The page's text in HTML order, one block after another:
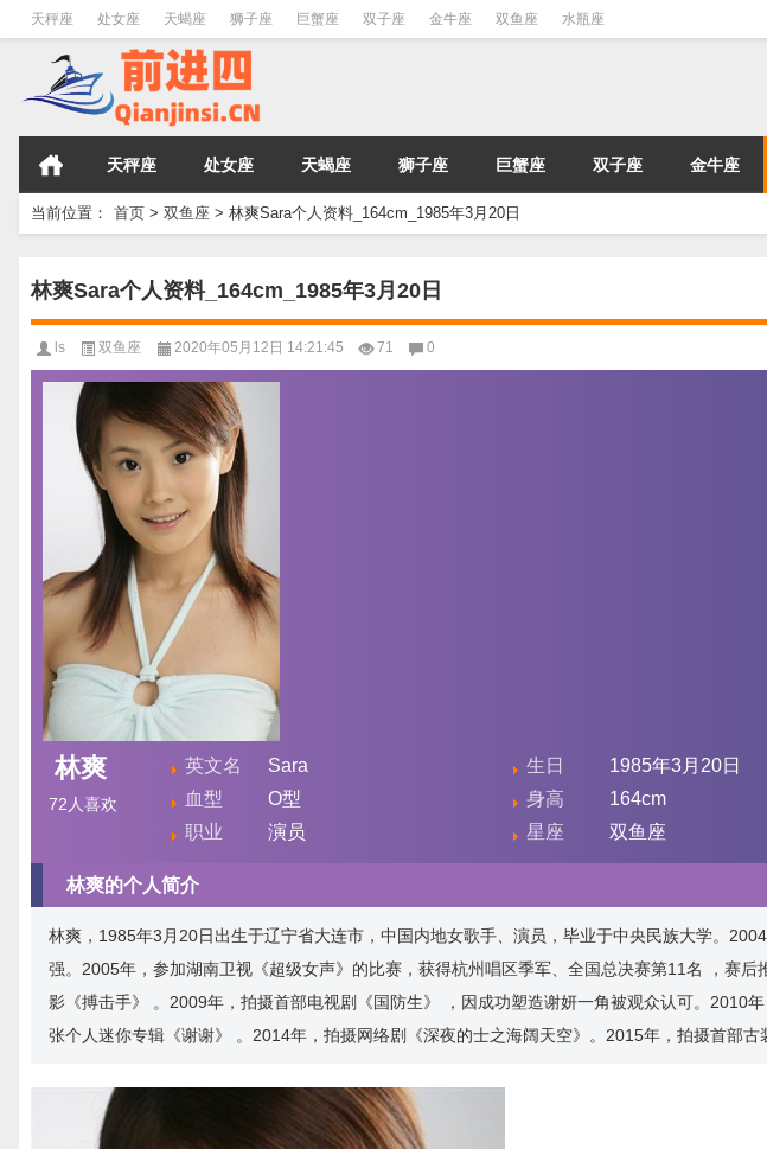
天秤座 处女座 天蝎座 狮子座 巨蟹座 双子座 金牛座 双鱼座 水瓶座
天秤座 处女座 天蝎座 狮子座 巨蟹座 双子座 金牛座
当前位置： 首页 > 双鱼座 > 林爽Sara个人资料_164cm_1985年3月20日
林爽Sara个人资料_164cm_1985年3月20日
ls 双鱼座 2020年05月12日 14:21:45 71 0
林爽
72人喜欢
英文名 Sara 生日
1985年3月20日
血型
O型 身高
164cm
职业
演员 星座 双鱼座
林爽的个人简介
林爽，1985年3月20日出生于辽宁省大连市，中国内地女歌手、演员，毕业于中央民族大学。
强。2005年，参加湖南卫视《超级女声》的比赛，获得杭州唱区季军、全国总决赛第11名 ，赛
影《搏击手》 。2009年，拍摄首部电视剧《国防生》 ，因成功塑造谢妍一角被观众认可。2010
张个人迷你专辑《谢谢》 。2014年，拍摄网络剧《深夜的士之海阔天空》。2015年，拍摄首部古